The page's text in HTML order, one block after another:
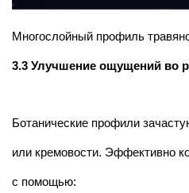
Многослойный профиль
3.3 Улучшение ощущений во
Ботанические профили
или кремовости. Эффективно
с помощью: